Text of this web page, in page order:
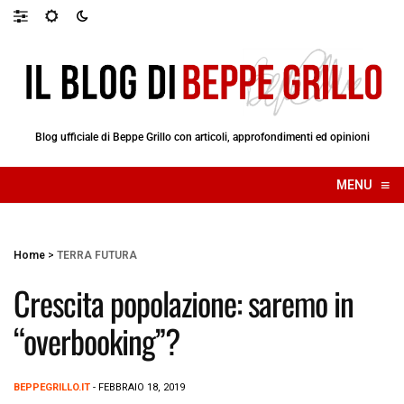
Blog ufficiale di Beppe Grillo con articoli, approfondimenti ed opinioni
MENU ≡
☰
Home > TERRA FUTURA
Crescita popolazione: saremo in
“overbooking”?
BEPPEGRILLO.IT - FEBBRAIO 18, 2019